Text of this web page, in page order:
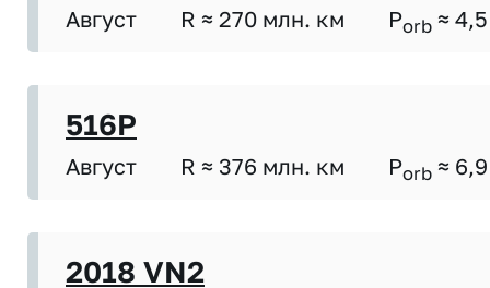
Август R ≈ 270 млн. км Porb ≈ 4,5
516P
Август R ≈ 376 млн. км Porb ≈ 6,9
2018 VN2